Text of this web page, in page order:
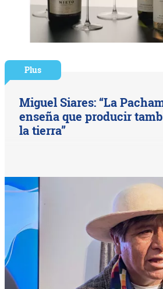
Plus
Miguel Siares: “La
enseña que producir
la tierra”